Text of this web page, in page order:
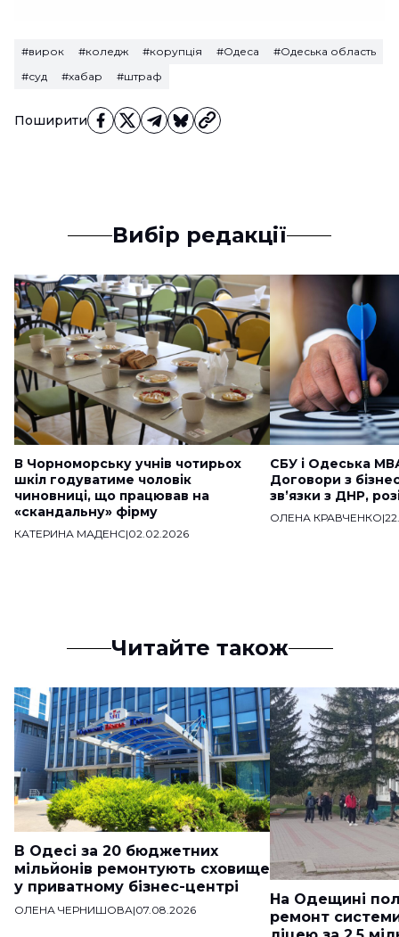
Поширити
#вирок #коледж #корупція #Одеса
#Одеська область
#суд
#хабар #штраф
Вибір редакції
В Чорноморську учнів чотирьох
шкіл годуватиме чоловік
чиновниці, що працював на
«скандальну» фірму
КАТЕРИНА МАДЕНС|02.02.2026
СБУ і Одеська
Договори з
звʼязки з ДНР,
ОЛЕНА КРАВЧЕНКО|
Читайте також
В Одесі за 20 бюджетних
мільйонів ремонтують сховище
у приватному бізнес-центрі
ОЛЕНА ЧЕРНИШОВА|07.08.2026
На Одещині
ремонт